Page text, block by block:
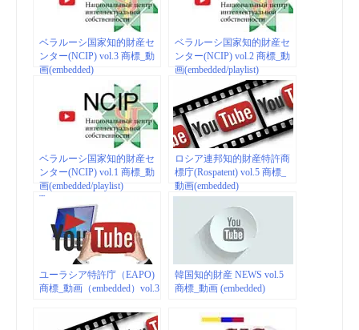
ベラルーシ国家知的財産セ
ンター(NCIP) vol.3 商標_動
画(embedded)
ベラルーシ国家知的財産セ
ンター(NCIP) vol.2 商標_動
画(embedded/playlist)
ベラルーシ国家知的財産セ
ンター(NCIP) vol.1 商標_動
画(embedded/playlist)
Товарные знаки
ロシア連邦知的財産特許商
標庁(Rospatent) vol.5 商標_
動画(embedded)
ユーラシア特許庁（EAPO)
商標_動画（embedded）vol.3
韓国知的財産 NEWS vol.5
商標_動画 (embedded)